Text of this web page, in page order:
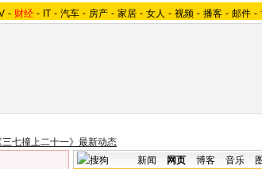
- 财经 - IT - 汽车 - 房产 - 家居 - 女人 - 视频 - 播客 - 邮件 -
三七撞上二十一》最新动态
新闻 网页 博客 音乐